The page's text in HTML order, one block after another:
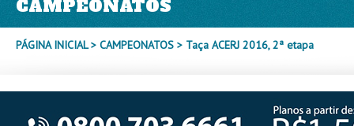
CAMPEONATOS
PÁGINA INICIAL> CAMPEONATOS > Taça ACERJ 2016, 2ª etapa